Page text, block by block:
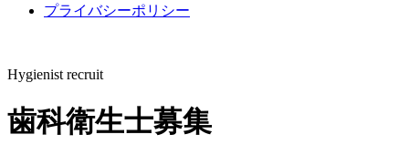
プライバシーポリシー
Hygienist recruit
歯科衛生士募集